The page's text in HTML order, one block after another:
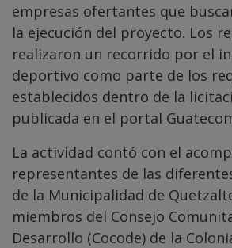
empresas ofertantes que
la ejecución del proyecto. Los
realizaron un recorrido por el
deportivo como parte de los
establecidos dentro de la
publicada en el portal
La actividad contó con el
representantes de las
de la Municipalidad de
miembros del Consejo
Desarrollo (Cocode) de la